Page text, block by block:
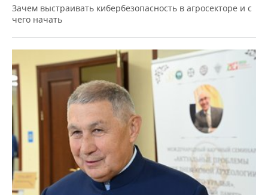
Зачем выстраивать кибербезопасность в агросекторе и с
чего начать